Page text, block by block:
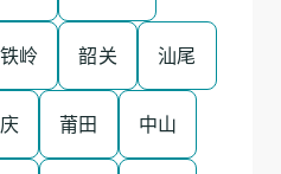
铁岭 韶关 汕尾
莆田 中山